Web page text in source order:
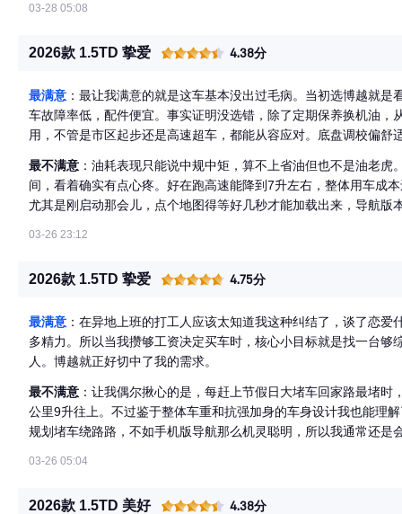
03-28 05:08
2026款 1.5TD 挚爱 4.38分
最满意 ：最让我满意的就是这车基本没出过毛病。当初选博越就
车故障率低，配件便宜。事实证明没选错，除了定期保养换机油，
用，不管是市区起步还是高速超车，都能从容应对。底盘调校偏
贵，长期持有成本控制得不错。
最不满意 ：油耗表现只能说中规中矩，算不上省油但也不是油老
间，看着确实有点心疼。好在跑高速能降到7升左右，整体用车成
尤其是刚启动那会儿，点个地图得等好几秒才能加载出来，导航版
03-26 23:12
2026款 1.5TD 挚爱 4.75分
最满意 ：在异地上班的打工人应该太知道我这种纠结了，谈了恋
多精力。所以当我攒够工资决定买车时，核心小目标就是找一台
人。博越就正好切中了我的需求。
最不满意 ：让我偶尔揪心的是，每赶上节假日大堵车回家路最堵
公里9升往上。不过鉴于整体车重和抗强加身的车身设计我也能理
规划堵车绕路路，不如手机版导航那么机灵聪明，所以我通常还是
03-26 05:04
2026款 1.5TD 美好 4.38分